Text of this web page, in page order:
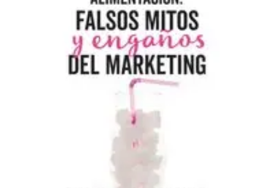
Descuentos Imperdibles
Consejos y EstrategiasConsejos de Ahorro
Consejos y
Estrategias de AhorroGuía de Compras
Descuentos Imperdibles